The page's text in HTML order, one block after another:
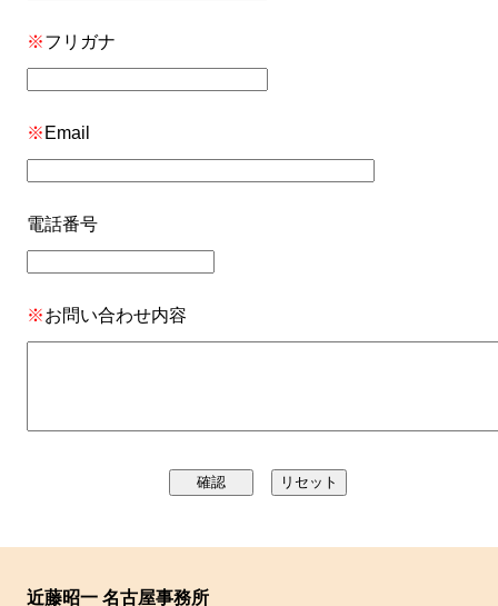
※フリガナ
※ Email
電話番号
※お問い合わせ内容
近藤昭一 名古屋事務所